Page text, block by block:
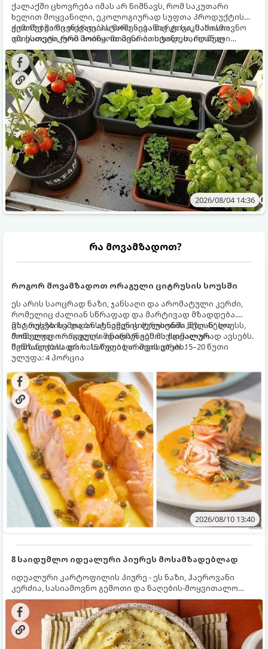
ქალაქში ცხოვრება იმას არ ნიშნავს, რომ საკუთარი
ხელით მოყვანილი, ეკოლოგიურად სუფთა პროდუქტის
გემოზე უარი თქვათ. პატარა აივანიც კი საკმარისია
იმისათვის, რომ მოიწყოთ მინი-ბოსტანი, საიდანაც
ყოველდღიურად ახალ, არომატულ მწვანილსა და
ბოსტნეულს მოკრეფთ.
ქოთნებში მცენარეების მოშენება მარტივი, სასიამოვნო
და ესთეტიკური ჰობია. მთავარია იცოდეთ, რომელი
კულტურები ეგუებიან ქოთნის პირობებს ყველაზე კარგად
და როგორ მოუაროთ მათ სწორად.
2026/08/04 14:36
რა მოვამზადოთ?
როგორ მოვამზადოთ ორაგული ციტრუსის სოუსში
ეს არის საოცრად ნაზი, ჯანსაღი და არომატული კერძი,
რომელიც ძალიან სწრაფად და მარტივად მზადდება.
ციტრუსებისა და ბოსტნეულის ბულიონში ნელ-ნელა
მოწალული ორაგული ინარჩუნებს მაქსიმალურ
წვნიანობასა და სასარგებლო თვისებებს.
მზა თევზს ზემოდან ასხამენ ციტრუსების „მზიან“ სოუსს,
რომელიც ორაგულის მდიდარ გემოს იდეალურად ავსებს.
მომზადების დრო: 15 წუთი ხარშვის დრო: 15–20 წუთი
ულუფა: 4 პორცია
2026/08/10 13:40
8 საიდუმლო იდეალური პიურეს მოსამზადებლად
იდეალური კარტოფილის პიურე - ეს ნაზი, ჰაეროვანი
კერძია, სასიამოვნო გემოთი და ნაღების-მოყვითალო
ფერით. მისი მომზადება ძალიან მარტივია, მაგრამ
არსებობს რამდენიმე საიდუმლო, რომლებიც უნდა
იცოდეთ, რომ პიურე იდეალურად გემრიელი გამოვიდეს.